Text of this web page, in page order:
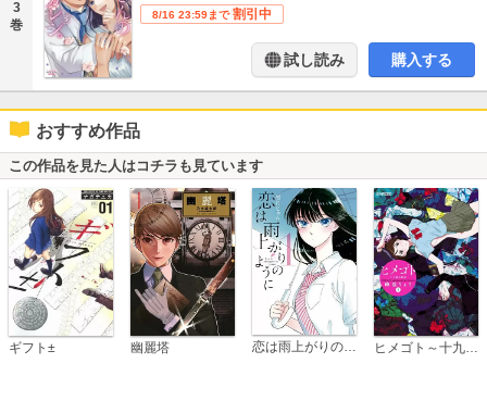
3
巻
8/16 23:59まで 割引中
試し読み 購入する
おすすめ作品
この作品を見た人はコチラも見ています
ギフト± 幽麗塔 恋は雨上がりのように